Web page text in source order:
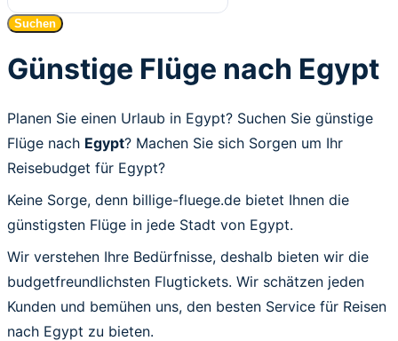
Suchen
Günstige Flüge nach Egypt
Planen Sie einen Urlaub in Egypt? Suchen Sie günstige
Flüge nach Egypt? Machen Sie sich Sorgen um Ihr
Reisebudget für Egypt?
Keine Sorge, denn billige-fluege.de bietet Ihnen die
günstigsten Flüge in jede Stadt von Egypt.
Wir verstehen Ihre Bedürfnisse, deshalb bieten wir die
budgetfreundlichsten Flugtickets. Wir schätzen jeden
Kunden und bemühen uns, den besten Service für Reisen
nach Egypt zu bieten.